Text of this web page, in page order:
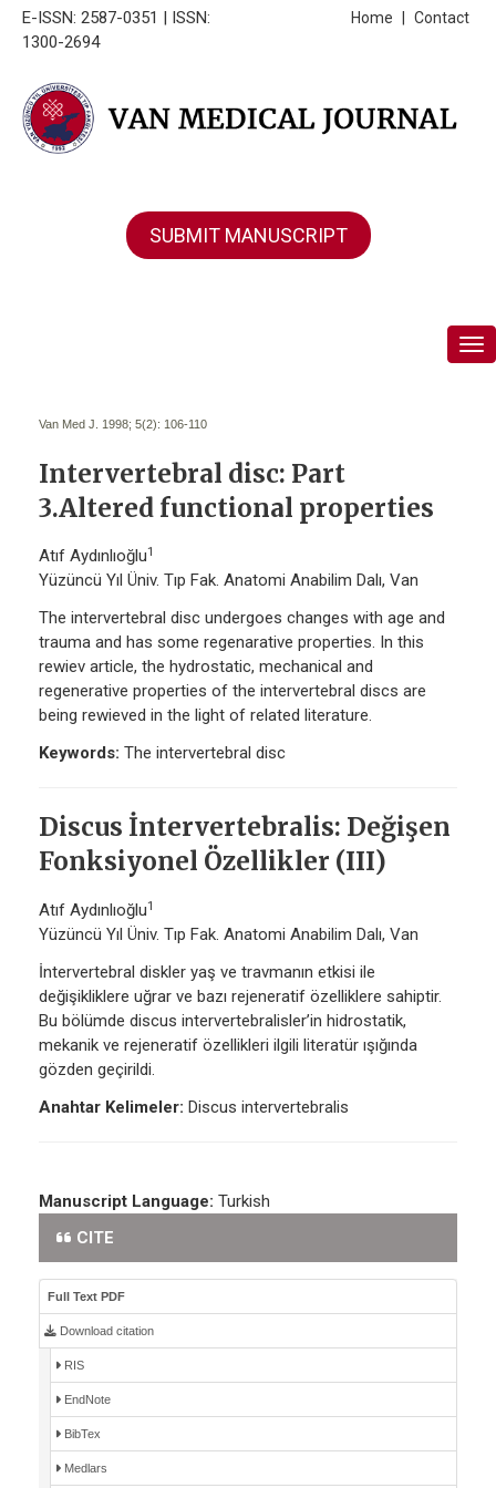
E-ISSN: 2587-0351 | ISSN:
1300-2694
Contact
Home
SUBMIT MANUSCRIPT
Van Med J. 1998; 5(2): 106-110
Intervertebral disc: Part
3.Altered functional properties
Atıf Aydınlıoğlu1
Yüzüncü Yıl Üniv. Tıp Fak. Anatomi Anabilim Dalı, Van
The intervertebral disc undergoes changes with age and
trauma and has some regenarative properties. In this
rewiev article, the hydrostatic, mechanical and
regenerative properties of the intervertebral discs are
being rewieved in the light of related literature.
Keywords: The intervertebral disc
Discus İntervertebralis: Değişen
Fonksiyonel Özellikler (III)
Atıf Aydınlıoğlu1
Yüzüncü Yıl Üniv. Tıp Fak. Anatomi Anabilim Dalı, Van
İntervertebral diskler yaş ve travmanın etkisi ile
değişikliklere uğrar ve bazı rejeneratif özelliklere sahiptir.
Bu bölümde discus intervertebralisler’in hidrostatik,
mekanik ve rejeneratif özellikleri ilgili literatür ışığında
gözden geçirildi.
Anahtar Kelimeler: Discus intervertebralis
Manuscript Language: Turkish
CITE
Full Text PDF
Download citation
RIS
EndNote
BibTex
Medlars